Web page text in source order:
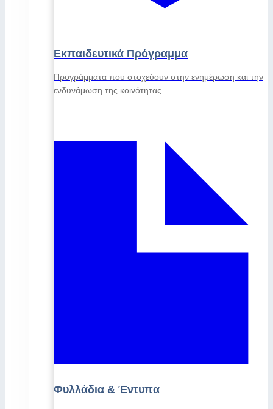
Εκπαιδευτικά Πρόγραμμα
Προγράμματα που στοχεύουν στην ενημέρωση και την
ενδυνάμωση της κοινότητας.
Φυλλάδια & Έντυπα